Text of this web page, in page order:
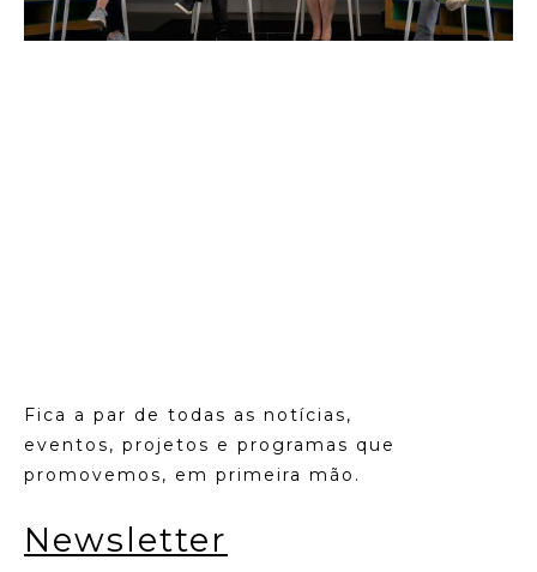
Fica a par de todas as notícias,
eventos, projetos e programas que
promovemos, em primeira mão.
Newsletter